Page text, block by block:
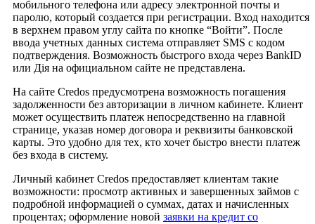
мобильного телефона или адресу электронной почты и
паролю, который создается при регистрации. Вход находится
в верхнем правом углу сайта по кнопке “Войти”. После
ввода учетных данных система отправляет SMS с кодом
подтверждения. Возможность быстрого входа через BankID
или Дія на официальном сайте не представлена.
На сайте Credos предусмотрена возможность погашения
задолженности без авторизации в личном кабинете. Клиент
может осуществить платеж непосредственно на главной
странице, указав номер договора и реквизиты банковской
карты. Это удобно для тех, кто хочет быстро внести платеж
без входа в систему.
Личный кабинет Credos предоставляет клиентам такие
возможности: просмотр активных и завершенных займов с
подробной информацией о суммах, датах и начисленных
процентах; оформление новой заявки на кредит со